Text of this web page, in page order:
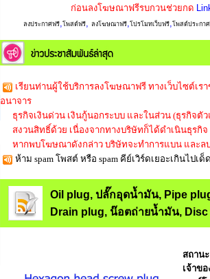
ก่อนลงโฆษณาฟรีรบกวนช่วยกด
ลงประกาศฟรี,โพสต์ฟรี, ลงโฆษณาฟรี,โปรโมทเว็บฟรี,โพสต์ประกา
เรียนท่านผู้ใช้บริการลงโฆษณาฟรี ทางเว็บไซต์เ
อนาจาร
ธุรกิจเงินด่วน เงินกู้นอกระบบ และในส่วน (ธุรกิจตั
สงวนสิทธิ์ด้วย เนื่องจากทางบริษัทก็ได้ดำเนินธุรกิจ
หากพบโฆษณาดังกล่าว บริษัทจะทำการแบน และ
ห้าม spam โพสต์ หรือ spam คีย์เวิร์ดเยอะเกินไ
Oil plug, ปลั๊กอุดน้ำมัน, Pipe
Drain plug, น๊อตถ่ายน้ำมัน,
สถานะ
เจ้าข